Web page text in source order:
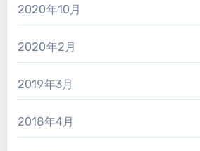
2020年10月
2020年2月
2019年3月
2018年4月